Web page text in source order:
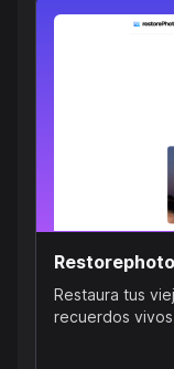
Restaura tus
recuerdos